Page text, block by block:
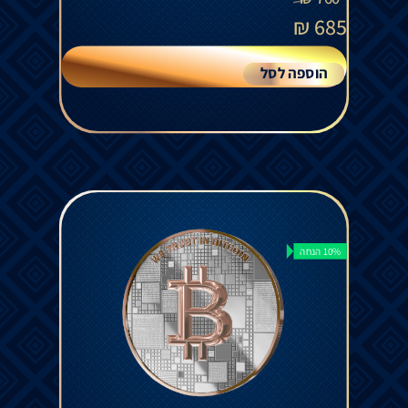
685
₪
הוספה לסל
10% הנחה